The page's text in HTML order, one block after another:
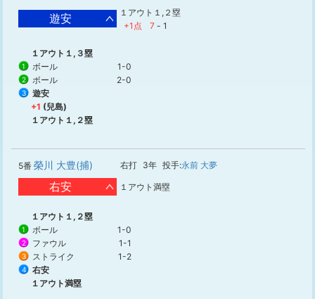
遊安
１アウト１,２塁
+1点
7 - 1
１アウト１,３塁
1 ボール 1-0
2 ボール 2-0
3
遊安
+1 (兒島)
１アウト１,２塁
5番 榮川 大豊(捕) 右打 3年 投手:永前 大夢
右安 １アウト満塁
１アウト１,２塁
1 ボール 1-0
2 ファウル 1-1
3 ストライク 1-2
4
右安
１アウト満塁